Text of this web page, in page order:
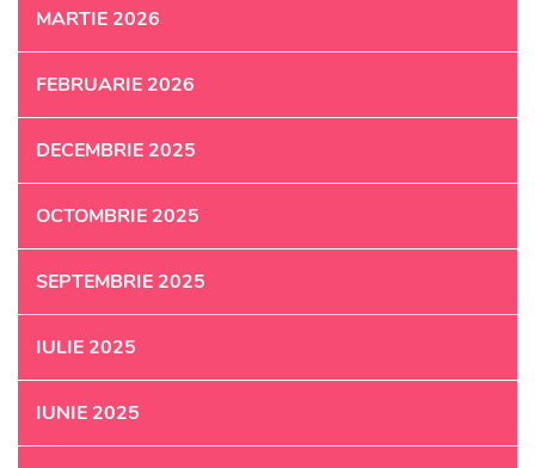
MARTIE 2026
FEBRUARIE 2026
DECEMBRIE 2025
OCTOMBRIE 2025
SEPTEMBRIE 2025
IULIE 2025
IUNIE 2025